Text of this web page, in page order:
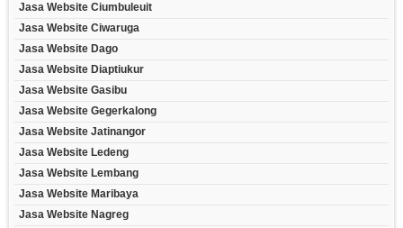
Jasa Website Ciumbuleuit
Jasa Website Ciwaruga
Jasa Website Dago
Jasa Website Diaptiukur
Jasa Website Gasibu
Jasa Website Gegerkalong
Jasa Website Jatinangor
Jasa Website Ledeng
Jasa Website Lembang
Jasa Website Maribaya
Jasa Website Nagreg